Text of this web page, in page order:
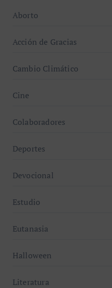
Aborto
Acción de Gracias
Cambio Climático
Cine
Colaboradores
Deportes
Devocional
Estudio
Eutanasia
Halloween
Literatura